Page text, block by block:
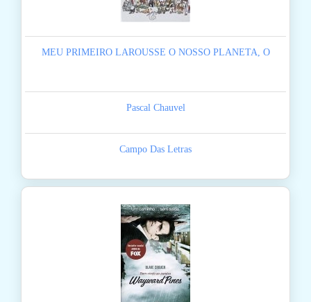
MEU PRIMEIRO LAROUSSE O NOSSO PLANETA, O
Pascal Chauvel
Campo Das Letras